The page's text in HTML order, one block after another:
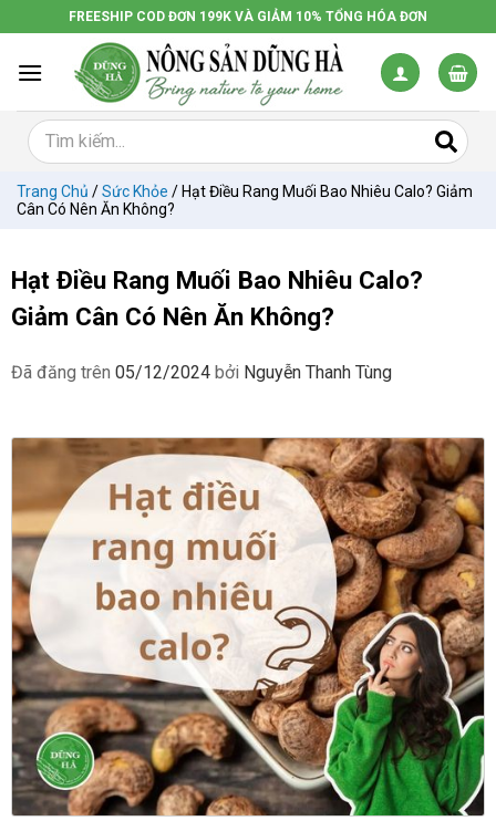
đến
dung
FREESHIP COD ĐƠN 199K VÀ GIẢM 10% TỔNG HÓA ĐƠN
Trang Chủ /Sức Khỏe / Hạt Điều Rang Muối Bao Nhiêu Calo? Giảm
Cân Có Nên Ăn Không?
Hạt Điều Rang Muối Bao Nhiêu Calo?
Giảm Cân Có Nên Ăn Không?
Đã đăng trên 05/12/2024 bởi Nguyễn Thanh Tùng